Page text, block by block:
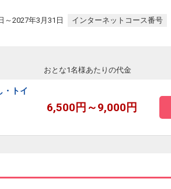
～2027年3月31日 インターネットコース番号
おとな1名様あたりの代金
・トイ
6,500円～9,000円